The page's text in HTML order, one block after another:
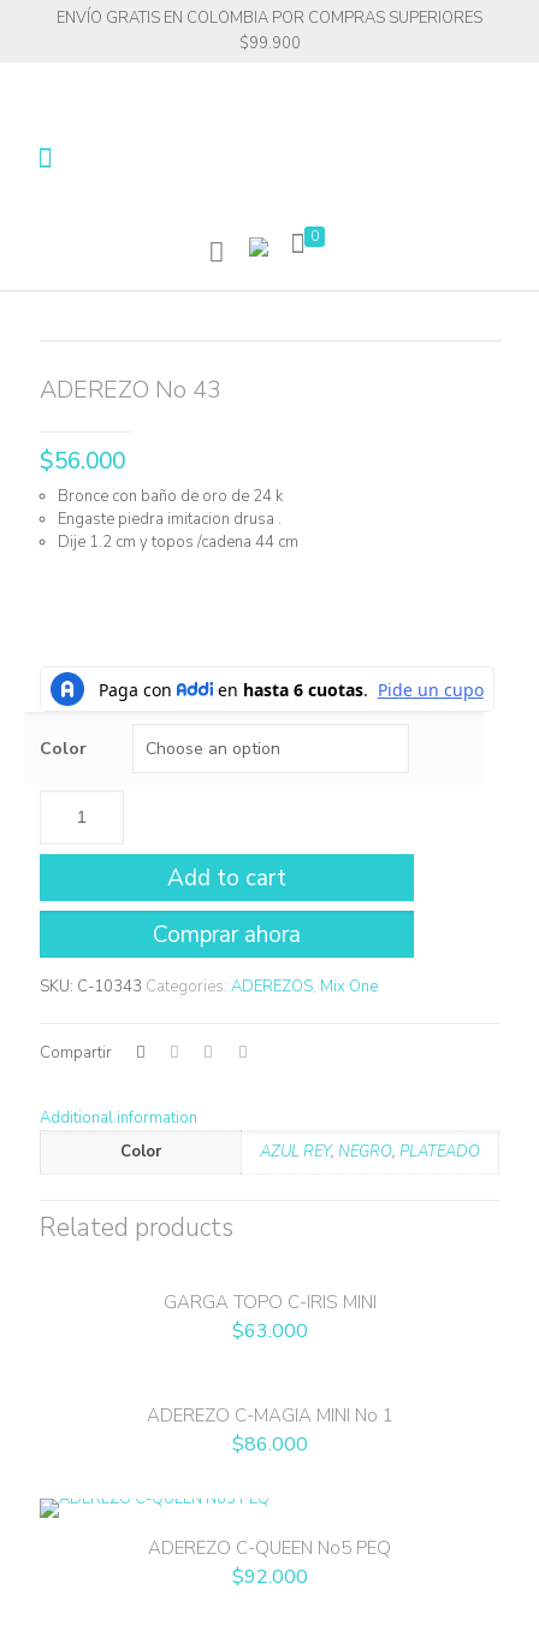
ENVÍO GRATIS EN COLOMBIA POR COMPRAS SUPERIORES
$99.900
0
ADEREZO No 43
$56.000
Bronce con baño de oro de 24 k
Engaste piedra imitacion drusa .
Dije 1.2 cm y topos /cadena 44 cm
Color
Add to cart
SKU: C-10343 Categories: ADEREZOS, Mix One
Compartir
Additional information
Color
AZUL REY, NEGRO, PLATEADO
Related products
GARGA TOPO C-IRIS MINI
$63.000
ADEREZO C-MAGIA MINI No 1
$86.000
ADEREZO C-QUEEN No5 PEQ
$92.000